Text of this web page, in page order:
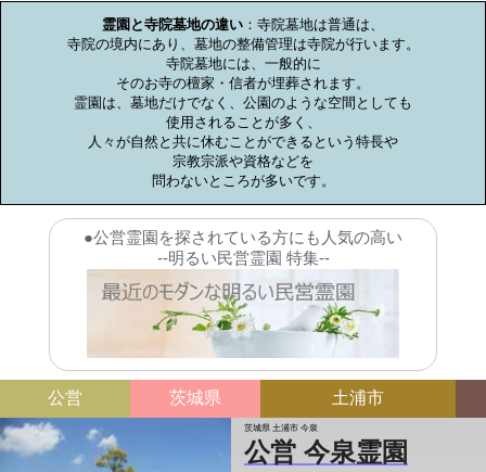
霊園と寺院墓地の違い ：寺院墓地は普通は、
寺院の境内にあり、墓地の整備管理は寺院が行います。
寺院墓地には、一般的に
そのお寺の檀家・信者が埋葬されます。
霊園は、墓地だけでなく、公園のような空間としても
使用されることが多く、
人々が自然と共に休むことができるという特長や
宗教宗派や資格などを
問わないところが多いです。
●公営霊園を探されている方にも人気の高い
--明るい民営霊園 特集--
公営 茨城県 土浦市
茨城県 土浦市 今泉
公営 今泉霊園